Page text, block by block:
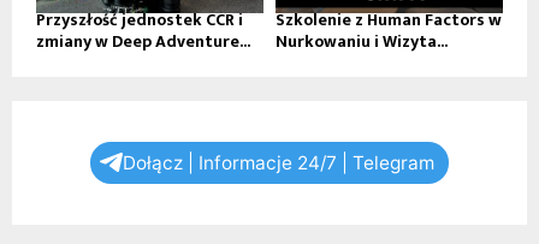
Przyszłość jednostek CCR i
zmiany w Deep Adventure...
Szkolenie z Human Factors w
Nurkowaniu i Wizyta...
Dołącz | Informacje 24/7 | Telegram